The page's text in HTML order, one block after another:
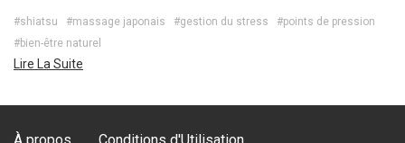
#shiatsu #massage japonais #gestion du stress
#points de pression
#bien-être naturel
Lire La Suite
À propos Conditions d'Utilisation